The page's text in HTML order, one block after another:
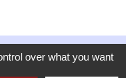
over what you want